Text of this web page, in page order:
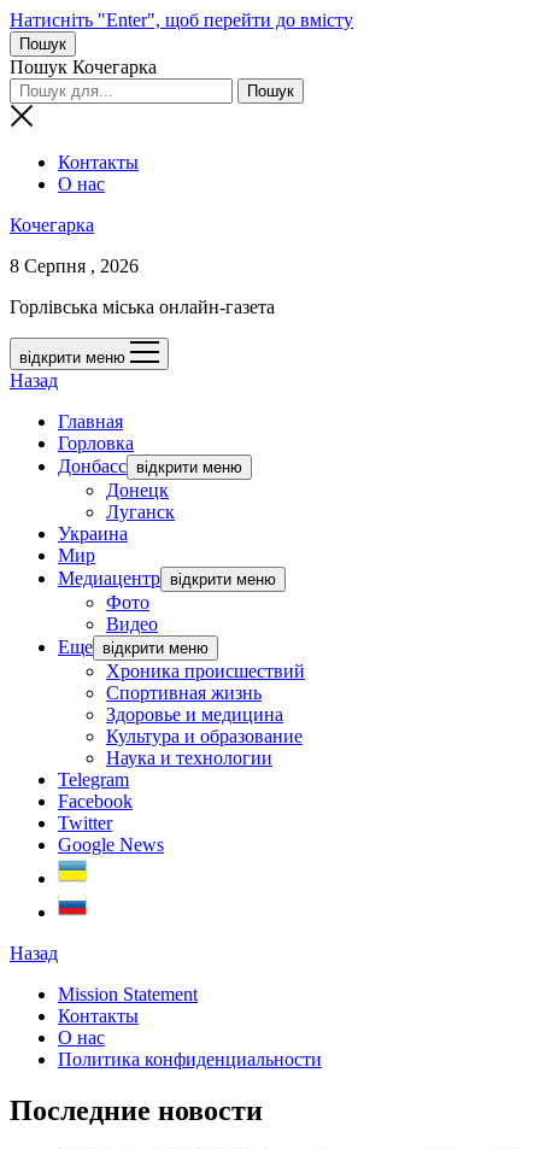
Натисніть "Enter", щоб перейти до вмісту
Пошук
Пошук Кочегарка
Контакты
О нас
Кочегарка
8 Серпня , 2026
Горлівська міська онлайн-газета
відкрити меню
Назад
Главная
Горловка
Донбасс відкрити меню
Донецк
Луганск
Украина
Мир
Медиацентр відкрити меню
Фото
Видео
Еще відкрити меню
Хроника происшествий
Спортивная жизнь
Здоровье и медицина
Культура и образование
Наука и технологии
Telegram
Facebook
Twitter
Google News
Назад
Mission Statement
Контакты
О нас
Политика конфиденциальности
Последние новости